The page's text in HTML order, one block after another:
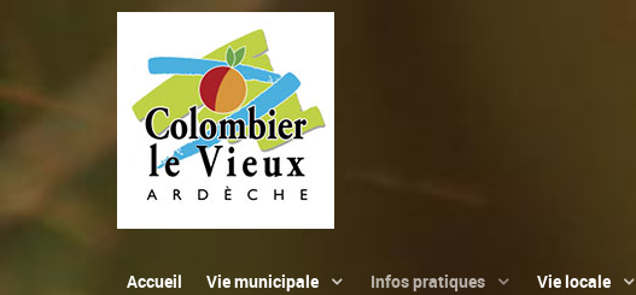
Accueil Vie municipale Infos pratiques Vie locale